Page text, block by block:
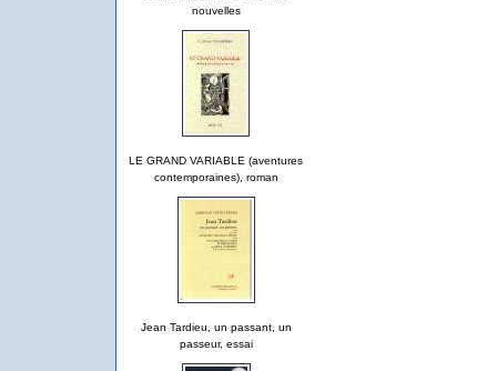
nouvelles
LE GRAND VARIABLE (aventures
contemporaines), roman
Jean Tardieu, un passant, un
passeur, essai